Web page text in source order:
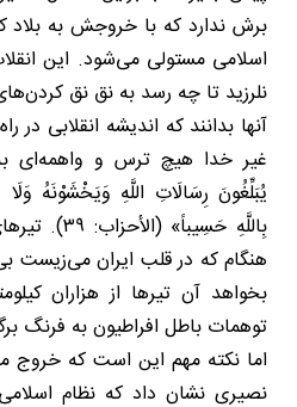
برش ندارد که با خروجش به بلاد
اسلامی مستولی می‌شود. این
نلرزید تا چه رسد به نق نق
آنها بدانند که اندیشه انقلابی در
غیر خدا هیچ ترس و واهمه‌ای
یُبَلِّغُونَ رِسَالَاتِ اللَّهِ وَیَخْشَوْنَهُ
بِاللَّهِ
هنگام که در قلب ایران می‌زیست
بخواهد آن تیرها از هزاران
توهمات باطل افراطیون به فرنگ
اما نکته مهم این است که خروج
نصیری نشان داد که نظام